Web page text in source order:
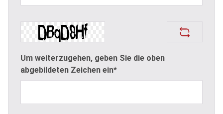
Um weiterzugehen, geben Sie die oben
abgebildeten Zeichen ein*